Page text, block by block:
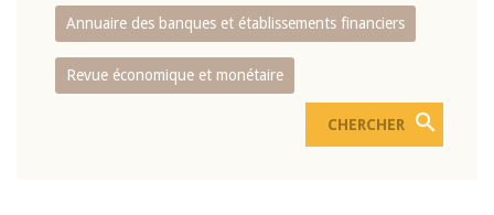
Annuaire des banques et établissements financiers
Revue économique et monétaire